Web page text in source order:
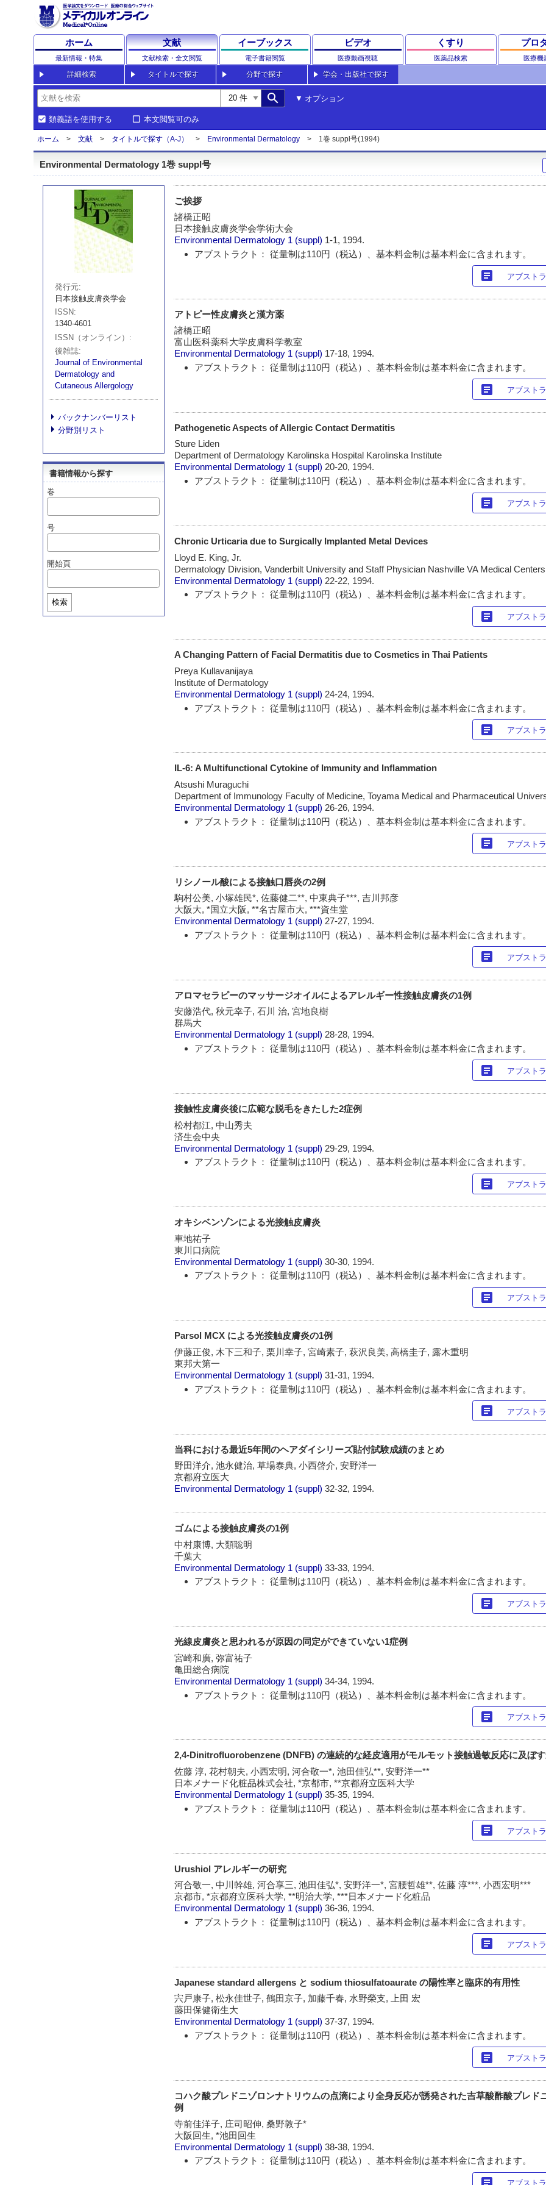
ホーム
最新情報・特集
文献
文献検索・全文閲覧
イーブックス
電子書籍閲覧
ビデオ
医療動画視聴
くすり
医薬品検索
プロ
医療機
詳細検索 タイトルで探す 分野で探す 学会・出版社で探す
search オプション
類義語を使用する 本文閲覧可のみ
ホーム 文献 タイトルで探す（A-J） Environmental Dermatology 1巻 suppl号(1994)
Environmental Dermatology 1巻 suppl号
発行元
日本接触皮膚炎学会
ISSN
1340-4601
ISSN（オンライン）
後雑誌
Journal of Environmental
Dermatology and
Cutaneous Allergology
バックナンバーリスト
分野別リスト
書籍情報から探す
巻
号
開始頁
検索
ご挨拶
諸橋正昭
日本接触皮膚炎学会学術大会
Environmental Dermatology 1 (suppl) 1-1, 1994.
アブストラクト： 従量制は110円（税込）、基本料金制は基本料金に含まれます。
article アブスト
アトピー性皮膚炎と漢方薬
諸橋正昭
富山医科薬科大学皮膚科学教室
Environmental Dermatology 1 (suppl) 17-18, 1994.
アブストラクト： 従量制は110円（税込）、基本料金制は基本料金に含まれます。
article アブスト
Pathogenetic Aspects of Allergic Contact Dermatitis
Sture Liden
Department of Dermatology Karolinska Hospital Karolinska Institute
Environmental Dermatology 1 (suppl) 20-20, 1994.
アブストラクト： 従量制は110円（税込）、基本料金制は基本料金に含まれます。
article アブスト
Chronic Urticaria due to Surgically Implanted Metal Devices
Lloyd E. King, Jr.
Dermatology Division, Vanderbilt University and Staff Physician Nashville VA Medical Centers
Environmental Dermatology 1 (suppl) 22-22, 1994.
アブストラクト： 従量制は110円（税込）、基本料金制は基本料金に含まれます。
article アブスト
A Changing Pattern of Facial Dermatitis due to Cosmetics in Thai Patients
Preya Kullavanijaya
Institute of Dermatology
Environmental Dermatology 1 (suppl) 24-24, 1994.
アブストラクト： 従量制は110円（税込）、基本料金制は基本料金に含まれます。
article アブスト
IL-6: A Multifunctional Cytokine of Immunity and Inflammation
Atsushi Muraguchi
Department of Immunology Faculty of Medicine, Toyama Medical and Pharmaceutical
Environmental Dermatology 1 (suppl) 26-26, 1994.
アブストラクト： 従量制は110円（税込）、基本料金制は基本料金に含まれます。
article アブスト
リシノール酸による接触口唇炎の2例
駒村公美, 小塚雄民*, 佐藤健二**, 中東典子***, 吉川邦彦
大阪大, *国立大阪, **名古屋市大, ***資生堂
Environmental Dermatology 1 (suppl) 27-27, 1994.
アブストラクト： 従量制は110円（税込）、基本料金制は基本料金に含まれます。
article アブスト
アロマセラピーのマッサージオイルによるアレルギー性接触皮膚炎の1例
安藤浩代, 秋元幸子, 石川 治, 宮地良樹
群馬大
Environmental Dermatology 1 (suppl) 28-28, 1994.
アブストラクト： 従量制は110円（税込）、基本料金制は基本料金に含まれます。
article アブスト
接触性皮膚炎後に広範な脱毛をきたした2症例
松村都江, 中山秀夫
済生会中央
Environmental Dermatology 1 (suppl) 29-29, 1994.
アブストラクト： 従量制は110円（税込）、基本料金制は基本料金に含まれます。
article アブスト
オキシベンゾンによる光接触皮膚炎
車地祐子
東川口病院
Environmental Dermatology 1 (suppl)30-30, 1994.
アブストラクト： 従量制は110円（税込）、基本料金制は基本料金に含まれます。
article アブスト
Parsol MCX による光接触皮膚炎の1例
伊藤正俊, 木下三和子, 栗川幸子, 宮崎素子, 萩沢良美, 高橋圭子, 露木重明
東邦大第一
Environmental Dermatology 1 (suppl)31-31, 1994.
アブストラクト： 従量制は110円（税込）、基本料金制は基本料金に含まれます。
article アブスト
当科における最近5年間のヘアダイシリーズ貼付試験成績のまとめ
野田洋介, 池永健治, 草場泰典, 小西啓介, 安野洋一
京都府立医大
Environmental Dermatology 1 (suppl)32-32, 1994.
ゴムによる接触皮膚炎の1例
中村康博, 大類聡明
千葉大
Environmental Dermatology 1 (suppl)33-33, 1994.
アブストラクト： 従量制は110円（税込）、基本料金制は基本料金に含まれます。
article アブスト
光線皮膚炎と思われるが原因の同定ができていない1症例
宮崎和廣, 弥富祐子
亀田総合病院
Environmental Dermatology 1 (suppl)34-34, 1994.
アブストラクト： 従量制は110円（税込）、基本料金制は基本料金に含まれます。
article アブスト
2,4-Dinitrofluorobenzene (DNFB) の連続的な経皮適用がモルモット接触過敏反応に及ぼ
佐藤 淳, 花村朝夫, 小西宏明, 河合敬一*, 池田佳弘**, 安野洋一**
日本メナード化粧品株式会社, *京都市, **京都府立医科大学
Environmental Dermatology 1 (suppl)35-35, 1994.
アブストラクト： 従量制は110円（税込）、基本料金制は基本料金に含まれます。
article アブスト
Urushiol アレルギーの研究
河合敬一, 中川幹雄, 河合享三, 池田佳弘*, 安野洋一*, 宮腰哲雄**, 佐藤 淳***, 小西宏明***
京都市, *京都府立医科大学, **明治大学, ***日本メナード化粧品
Environmental Dermatology 1 (suppl)36-36, 1994.
アブストラクト： 従量制は110円（税込）、基本料金制は基本料金に含まれます。
article アブスト
Japanese standard allergens と sodium thiosulfatoaurate の陽性率と臨床的有用性
宍戸康子, 松永佳世子, 鶴田京子, 加藤千春, 水野榮支, 上田 宏
藤田保健衛生大
Environmental Dermatology 1 (suppl)37-37, 1994.
アブストラクト： 従量制は110円（税込）、基本料金制は基本料金に含まれます。
article アブスト
コハク酸プレドニゾロンナトリウムの点滴により全身反応が誘発された吉草酸酢酸プレド
例
寺前佳洋子, 庄司昭伸, 桑野敦子*
大阪回生, *池田回生
Environmental Dermatology 1 (suppl)38-38, 1994.
アブストラクト： 従量制は110円（税込）、基本料金制は基本料金に含まれます。
アブスト